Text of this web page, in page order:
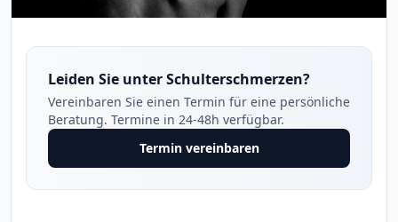
Leiden Sie unter Schulterschmerzen?
Vereinbaren Sie einen Termin für eine persönliche
Beratung. Termine in 24-48h verfügbar.
Termin vereinbaren